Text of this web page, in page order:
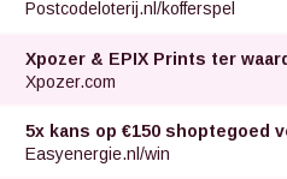
Postcodeloterij.nl/kofferspel
Xpozer & EPIX Prints ter
Xpozer.com
5x kans op €150 shoptegoed
Easyenergie.nl/win